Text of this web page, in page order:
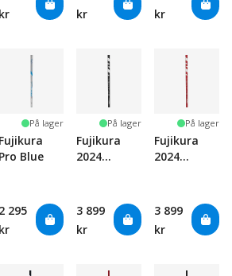
kr
kr
kr
På lager
Fujikura
Pro Blue
2 295
kr
På lager
Fujikura
2024
Velocore+
3 899
kr
På lager
Fujikura
2024
3 899
kr